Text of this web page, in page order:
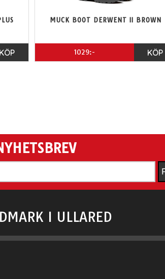
KÖP
MUCK BOOT DERWENT II BROWN
1029:- KÖP
I ULLARED